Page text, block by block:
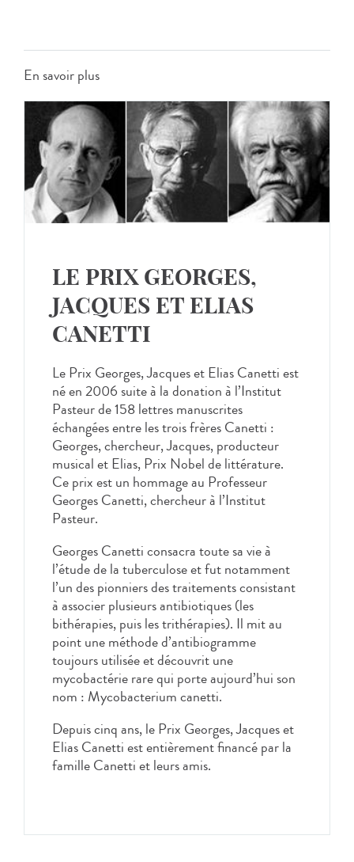
En savoir plus
LE PRIX GEORGES,
JACQUES ET ELIAS
CANETTI
Le Prix Georges, Jacques et Elias Canetti est
né en 2006 suite à la donation à l’Institut
Pasteur de 158 lettres manuscrites
échangées entre les trois frères Canetti :
Georges, chercheur, Jacques, producteur
musical et Elias, Prix Nobel de littérature.
Ce prix est un hommage au Professeur
Georges Canetti, chercheur à l’Institut
Pasteur.
Georges Canetti consacra toute sa vie à
l’étude de la tuberculose et fut notamment
l’un des pionniers des traitements consistant
à associer plusieurs antibiotiques (les
bithérapies, puis les trithérapies). Il mit au
point une méthode d’antibiogramme
toujours utilisée et découvrit une
mycobactérie rare qui porte aujourd’hui son
nom : Mycobacterium canetti.
Depuis cinq ans, le Prix Georges, Jacques et
Elias Canetti est entièrement financé par la
famille Canetti et leurs amis.